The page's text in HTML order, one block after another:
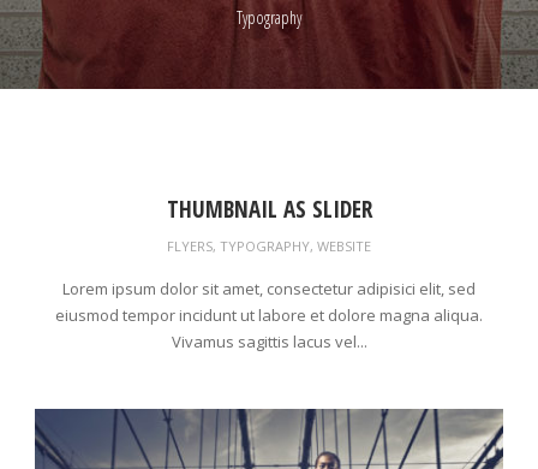
Typography
THUMBNAIL AS SLIDER
FLYERS, TYPOGRAPHY, WEBSITE
Lorem ipsum dolor sit amet, consectetur adipisici elit, sed
eiusmod tempor incidunt ut labore et dolore magna aliqua.
Vivamus sagittis lacus vel...